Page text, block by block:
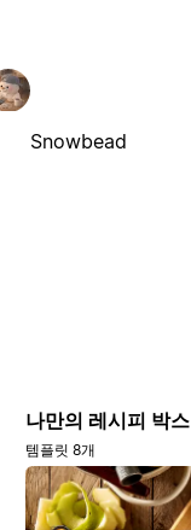
Snowbead
나만의 레시피 박스
템플릿 8개